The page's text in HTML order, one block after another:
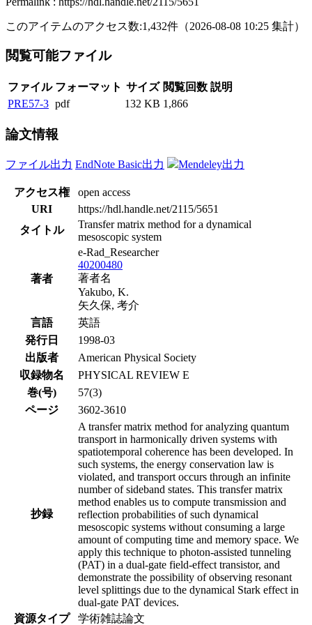
このアイテムのアクセス数:1,432件 （2026-08-08 10:25 集計）
閲覧可能ファイル
ファイル フォーマット サイズ 閲覧回数 説明
PRE57-3 pdf 132 KB 1,866
論文情報
ファイル出力 EndNote Basic出力 Mendeley出力
アクセス権
open access
URI
https://hdl.handle.net/2115/5651
タイトル
Transfer matrix method for a dynamical
mesoscopic system
著者
e-Rad_Researcher
40200480
著者名
Yakubo, K.
矢久保, 考介
言語
英語
発行日
1998-03
出版者
American Physical Society
収録物名
PHYSICAL REVIEW E
巻(号)
57(3)
ページ
3602-3610
抄録
A transfer matrix method for analyzing quantum
transport in harmonically driven systems with
spatiotemporal coherence has been developed. In
such systems, the energy conservation law is
violated, and transport occurs through an infinite
number of sideband states. This transfer matrix
method enables us to compute transmission and
reflection probabilities of such dynamical
mesoscopic systems without consuming a large
amount of computing time and memory space. We
apply this technique to photon-assisted tunneling
(PAT) in a dual-gate field-effect transistor, and
demonstrate the possibility of observing resonant
level splittings due to the dynamical Stark effect in
dual-gate PAT devices.
資源タイプ
学術雑誌論文